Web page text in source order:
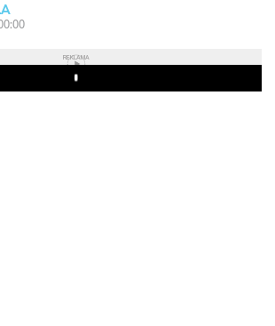
REKLAMA
Play